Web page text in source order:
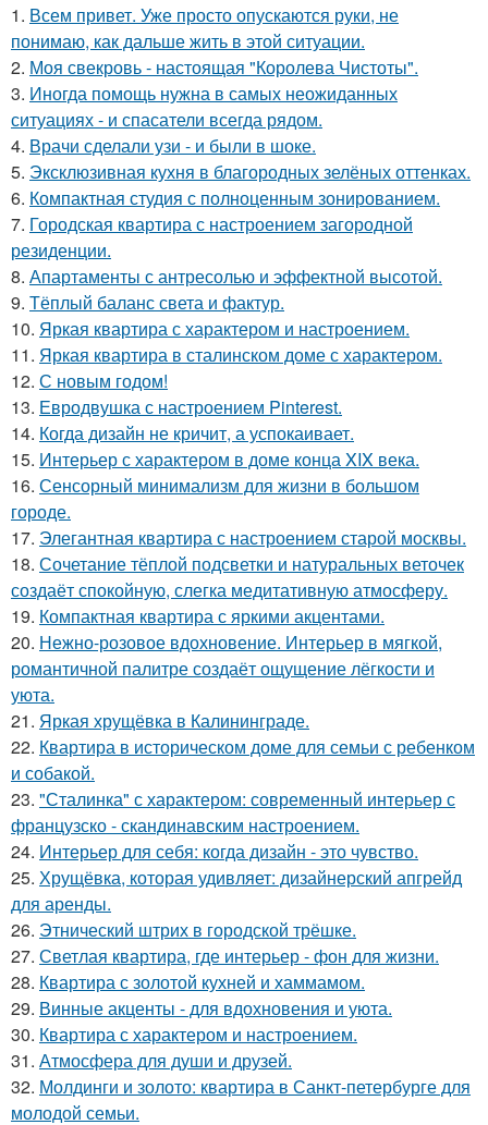
1. Всем привет. Уже просто опускаются руки, не
понимаю, как дальше жить в этой ситуации.
2. Моя свекровь - настоящая "Королева Чистоты".
3. Иногда помощь нужна в самых неожиданных
ситуациях - и спасатели всегда рядом.
4. Врачи сделали узи - и были в шоке.
5. Эксклюзивная кухня в благородных зелёных оттенках.
6. Компактная студия с полноценным зонированием.
7. Городская квартира с настроением загородной
резиденции.
8. Апартаменты с антресолью и эффектной высотой.
9. Тёплый баланс света и фактур.
10. Яркая квартира с характером и настроением.
11. Яркая квартира в сталинском доме с характером.
12. С новым годом!
13. Евродвушка с настроением Pinterest.
14. Когда дизайн не кричит, а успокаивает.
15. Интерьер с характером в доме конца XIX века.
16. Сенсорный минимализм для жизни в большом
городе.
17. Элегантная квартира с настроением старой москвы.
18. Сочетание тёплой подсветки и натуральных веточек
создаёт спокойную, слегка медитативную атмосферу.
19. Компактная квартира с яркими акцентами.
20. Нежно-розовое вдохновение. Интерьер в мягкой,
романтичной палитре создаёт ощущение лёгкости и
уюта.
21. Яркая хрущёвка в Калининграде.
22. Квартира в историческом доме для семьи с ребенком
и собакой.
23. "Сталинка" с характером: современный интерьер с
французско - скандинавским настроением.
24. Интерьер для себя: когда дизайн - это чувство.
25. Хрущёвка, которая удивляет: дизайнерский апгрейд
для аренды.
26. Этнический штрих в городской трёшке.
27. Светлая квартира, где интерьер - фон для жизни.
28. Квартира с золотой кухней и хаммамом.
29. Винные акценты - для вдохновения и уюта.
30. Квартира с характером и настроением.
31. Атмосфера для души и друзей.
32. Молдинги и золото: квартира в Санкт-петербурге для
молодой семьи.